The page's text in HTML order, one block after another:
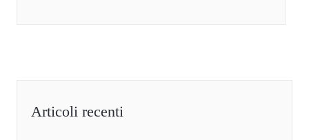
Articoli recenti